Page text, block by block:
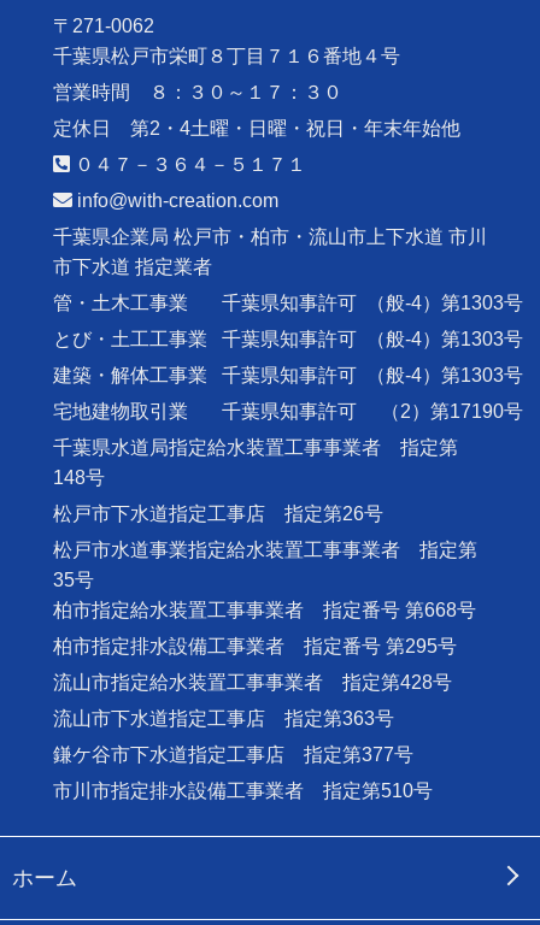
〒271-0062
千葉県松戸市栄町８丁目７１６番地４号
営業時間 ８：３０～１７：３０
定休日 第2・4土曜・日曜・祝日・年末年始他
０４７－３６４－５１７１
info@with-creation.com
千葉県企業局 松戸市・柏市・流山市上下水道 市川
市下水道 指定業者
管・土木工事業
千葉県知事許可
（般-4）第1303号
とび・土工工事業
千葉県知事許可
（般-4）第1303号
建築・解体工事業
千葉県知事許可
（般-4）第1303号
宅地建物取引業
千葉県知事許可
（2）第17190号
千葉県水道局指定給水装置工事事業者 指定第
148号
松戸市下水道指定工事店 指定第26号
松戸市水道事業指定給水装置工事事業者 指定第
35号
柏市指定給水装置工事事業者 指定番号 第668号
柏市指定排水設備工事業者 指定番号 第295号
流山市指定給水装置工事事業者 指定第428号
流山市下水道指定工事店 指定第363号
鎌ケ谷市下水道指定工事店 指定第377号
市川市指定排水設備工事業者 指定第510号
ホーム